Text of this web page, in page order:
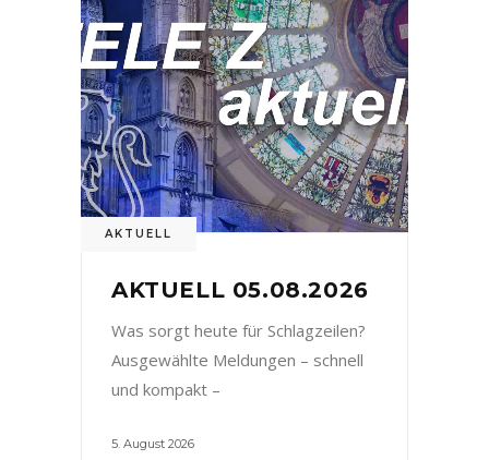
AKTUELL
AKTUELL 05.08.2026
Was sorgt heute für Schlagzeilen?
Ausgewählte Meldungen – schnell
und kompakt –
5. August 2026